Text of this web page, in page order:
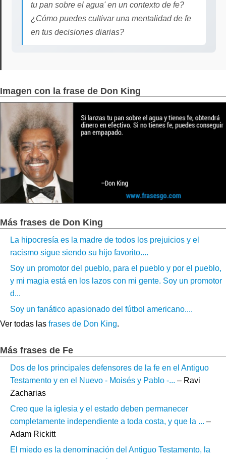
tu pan sobre el agua' en un contexto de fe?
¿Cómo puedes cultivar una mentalidad de fe
en tus decisiones diarias?
Imagen con la frase de Don King
Más frases de Don King
La hipocresía es la madre de todos los prejuicios y el
racismo sigue siendo su hijo favorito....
Soy un promotor del pueblo, para el pueblo y por el pueblo,
y mi magia está en los lazos con mi gente. Soy un promotor
d...
Soy un fanático apasionado del fútbol americano....
Ver todas las frases de Don King.
Más frases de Fe
Dos de los principales defensores de la fe en el Antiguo
Testamento y en el Nuevo - Moisés y Pablo -... – Ravi
Zacharias
Creo que la iglesia y el estado deben permanecer
completamente independiente a toda costa, y que la ... –
Adam Rickitt
El miedo es la denominación del Antiguo Testamento, la